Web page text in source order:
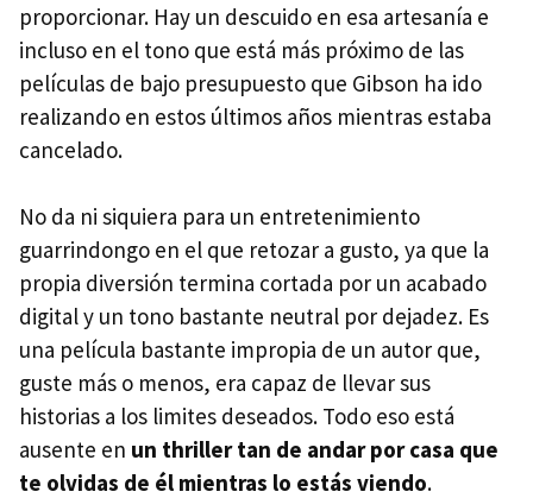
proporcionar. Hay un descuido en esa artesanía e
incluso en el tono que está más próximo de las
películas de bajo presupuesto que Gibson ha ido
realizando en estos últimos años mientras estaba
cancelado.
No da ni siquiera para un entretenimiento
guarrindongo en el que retozar a gusto, ya que la
propia diversión termina cortada por un acabado
digital y un tono bastante neutral por dejadez. Es
una película bastante impropia de un autor que,
guste más o menos, era capaz de llevar sus
historias a los limites deseados. Todo eso está
ausente en un thriller tan de andar por casa que
te olvidas de él mientras lo estás viendo.